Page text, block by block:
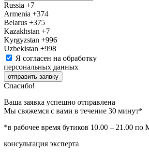
Russia +7
Armenia +374
Belarus +375
Kazakhstan +7
Kyrgyzstan +996
Uzbekistan +998
Я согласен на обработку
персональных данных
отправить заявку
Спасибо!
Ваша заявка успешно отправлена
Мы свяжемся с вами в течение 30 минут*
*в рабочее время бутиков 10.00 – 21.00
консультация эксперта